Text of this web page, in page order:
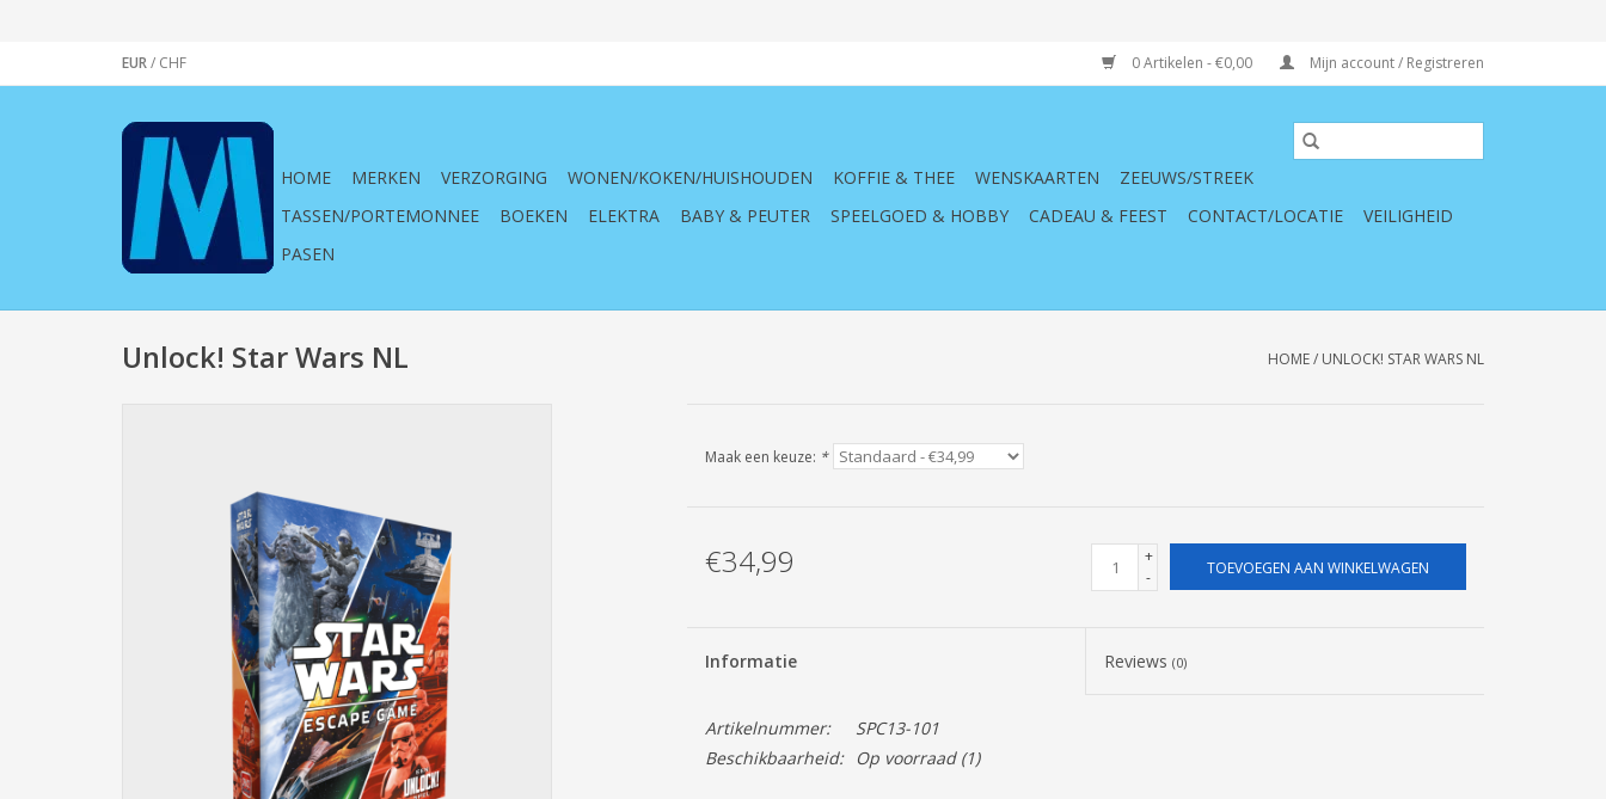
EUR/ CHF 0 Artikelen - €0,00 Mijn account / Registreren
HOME MERKEN VERZORGING WONEN/KOKEN/HUISHOUDEN KOFFIE & THEE WENSKAARTEN
ZEEUWS/STREEK
TASSEN/PORTEMONNEE
BOEKEN ELEKTRA BABY & PEUTER SPEELGOED & HOBBY CADEAU & FEEST CONTACT/LOCATIE
VEILIGHEID
PASEN
Unlock! Star Wars NL HOME/ UNLOCK! STAR WARS NL
Maak een keuze: *
€34,99
+
-
TOEVOEGEN AAN WINKELWAGEN
Informatie Reviews(0)
Artikelnummer:
SPC13-101
Beschikbaarheid:
Op voorraad(1)